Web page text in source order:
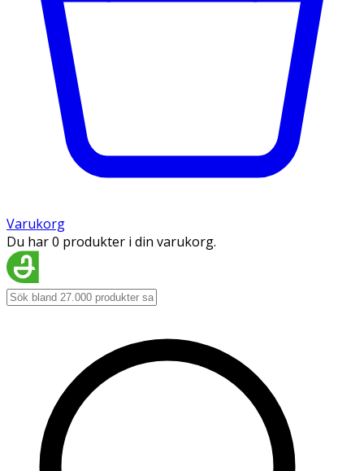
Varukorg
Du har 0 produkter i din varukorg.